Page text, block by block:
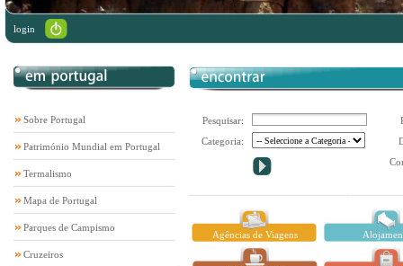
login
Sobre Portugal
Património Mundial em Portugal
Termalismo
Mapa de Portugal
Parques de Campismo
Cruzeiros
Pesquisar:
Categoria:
Agências de Viagens